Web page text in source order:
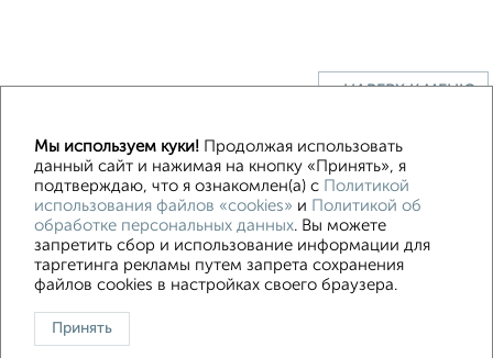
↑ НАВЕРХ К МЕНЮ
Контакты
Политика конфиденциальности
Пользовательское соглашение
Брянск, улица Куйбышева 10
© 2015–2026
Сайт-доска объявлений недвижимости
Реклама на портале
Новости Статьи Блог Риэлторы
Агентства
Застройщики
Ипотечный калькулятор
Скачать приложение
Мы используем куки! Продолжая использовать
данный сайт и нажимая на кнопку «Принять», я
подтверждаю, что я ознакомлен(а) с Политикой
использования файлов «cookies» и Политикой об
обработке персональных данных. Вы можете
запретить сбор и использование информации для
таргетинга рекламы путем запрета сохранения
файлов cookies в настройках своего браузера.
Принять